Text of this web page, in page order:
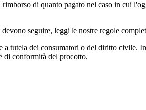
di quanto pagato nel caso in cui
seguire, leggi le nostre regole
tutela dei consumatori o del diritto civile.
di conformità del prodotto.